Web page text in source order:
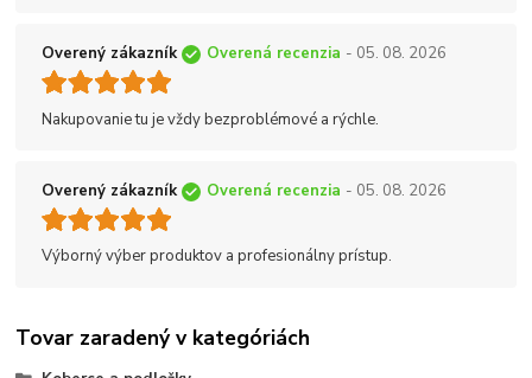
Overený zákazník Overená recenzia - 05. 08. 2026
Nakupovanie tu je vždy bezproblémové a rýchle.
Overený zákazník Overená recenzia - 05. 08. 2026
Výborný výber produktov a profesionálny prístup.
Tovar zaradený v kategóriách